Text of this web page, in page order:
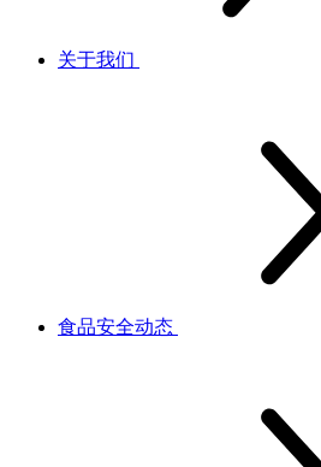
关于我们
食品安全动态